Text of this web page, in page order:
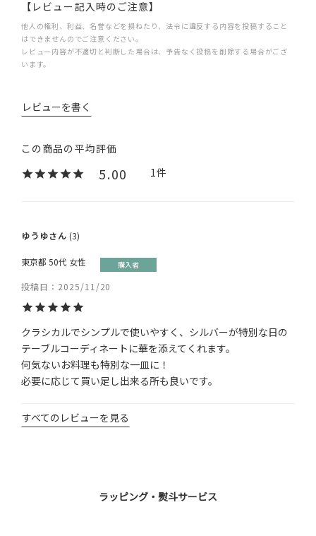
【レビュー記入時のご注意】
他人の権利、利益、名誉などを損ねたり、法令に違反する内容を投稿すること
はできませんのでご注意ください。
レビュー内容が不適切と判断した場合は、予告なく投稿を削除する場合がござ
います。
5.00 1
ゆうゆ 3
購入者
東京都 50代 女性
投稿日 2025/11/20
クラシカルでシンプルで使いやすく、シルバーが特別な日の
テーブルコーディネートに華を添えてくれます。
何気ないお料理も特別な一皿に！
すべてのレビューを見る
レビューを書く
ラッピング・熨斗サービス